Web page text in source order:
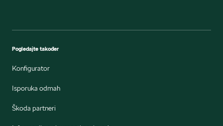
Pogledajte također
Konfigurator
Isporuka odmah
Škoda partneri